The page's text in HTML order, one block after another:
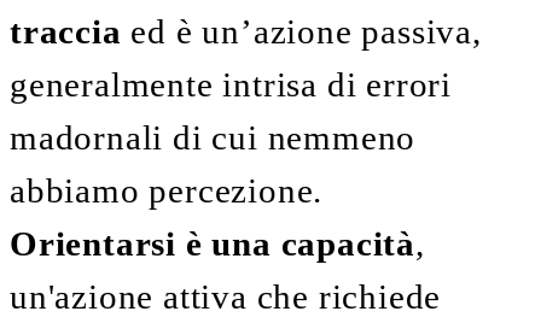
traccia ed è un’azione passiva,
generalmente intrisa di errori
madornali di cui nemmeno
abbiamo percezione.
Orientarsi è una capacità,
un'azione attiva che richiede